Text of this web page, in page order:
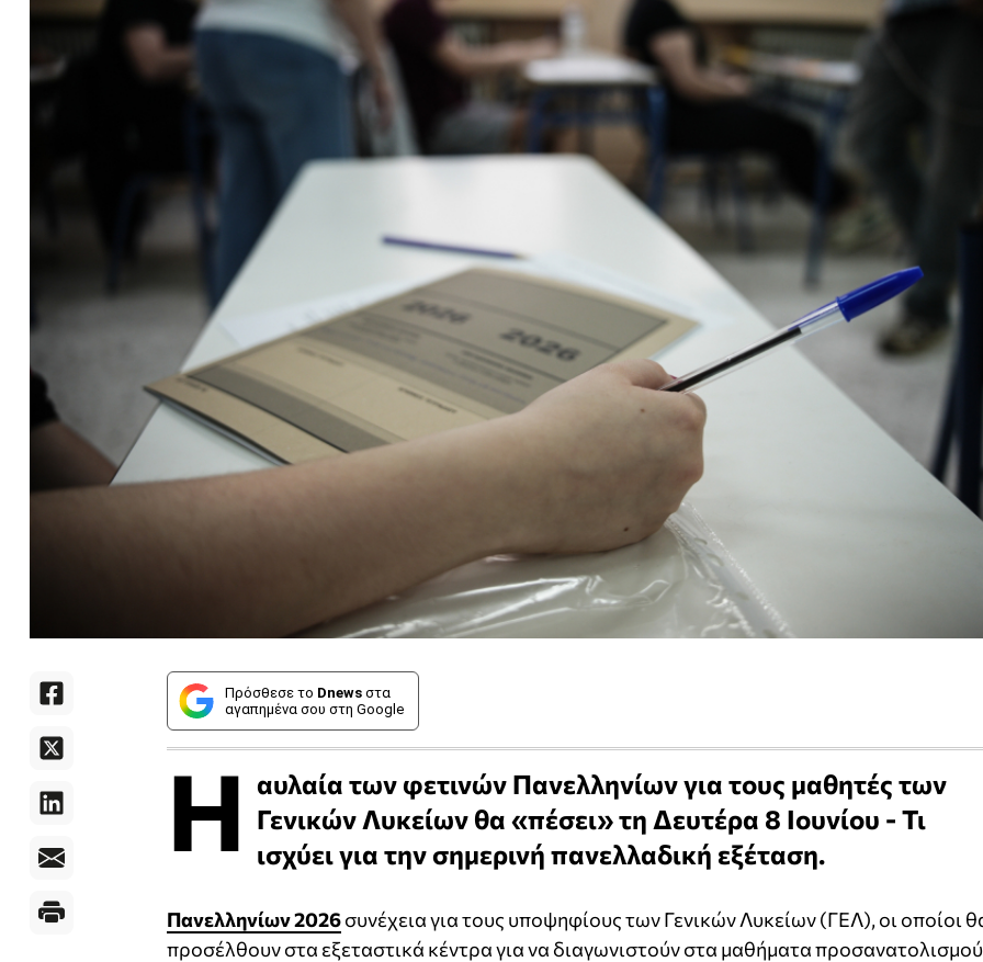
Πρόσθεσε το Dnews στα
αγαπημένα σου στη Google
Η αυλαία των φετινών Πανελληνίων για τους μαθητές των
Γενικών Λυκείων θα «πέσει» τη Δευτέρα 8 Ιουνίου - Τι
ισχύει για την σημερινή πανελλαδική εξέταση.
Πανελληνίων 2026συνέχεια για τους υποψηφίους των Γενικών Λυκείων (ΓΕΛ), οι οποίοι
προσέλθουν στα εξεταστικά κέντρα για να διαγωνιστούν στα μαθήματα προσανατολισμού